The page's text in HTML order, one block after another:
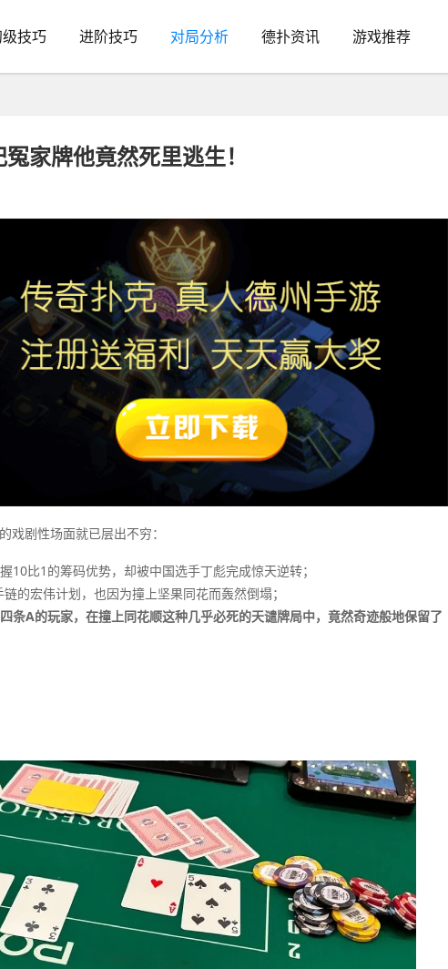
技巧 进阶技巧 对局分析 德扑资讯 游戏推荐
家牌他竟然死里逃生！
戏剧性场面就已层出不穷：
比1的筹码优势，却被中国选手丁彪完成惊天逆转；
的宏伟计划，也因为撞上坚果同花而轰然倒塌；
条A的玩家，在撞上同花顺这种几乎必死的天谴牌局中，竟然奇迹般地保留了